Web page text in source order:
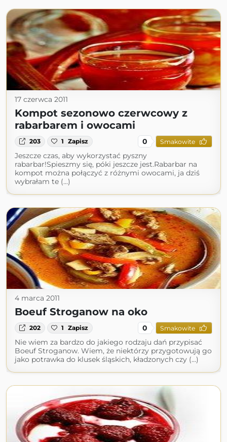
17 czerwca 2011
Kompot sezonowo czerwcowy z
rabarbarem i owocami
203 1 Zapisz 0 Smakowite
Jeszcze czas, aby wykorzystać pyszny
rabarbar!Spieszmy się, póki jeszcze jest.Rabarbar na
kompot można połączyć z różnymi owocami, ja dziś
wybrałam te (...)
4 marca 2011
Boeuf Stroganow na oko
202 1 Zapisz 0 Smakowite
Nie wiem za bardzo do jakiego rodzaju dań przypisać
Boeuf Stroganow. Wiem, że niektórzy przygotowują go
jako potrawka do klusek śląskich, kładzonych czy (...)